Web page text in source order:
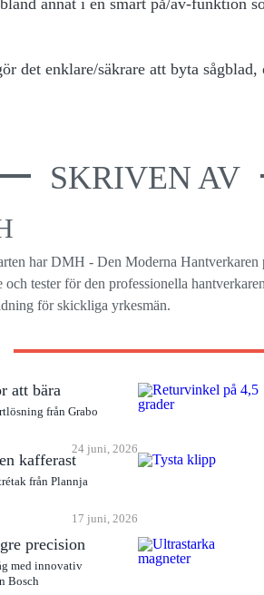
annat i en smart på/av-funktion
det enklare/säkrare att byta
SKRIVEN AV
har DMH - Den Moderna
och tester för den professionella
för skickliga yrkesmän.
att bära
från Grabo
24 juni, 2026
kafferast
från Plannja
17 juni, 2026
precision
med innovativ
Bosch